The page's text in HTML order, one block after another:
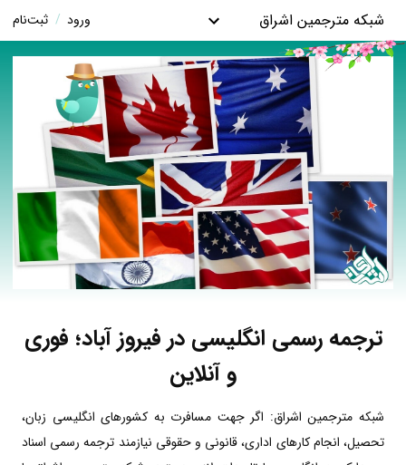
شبکه مترجمین اشراق ورود / ثبت‌نام
ترجمه رسمی انگلیسی در فیروز آباد؛ فوری
و آنلاین
شبکه مترجمین اشراق: اگر جهت مسافرت به کشورهای انگلیسی زبان،
تحصیل، انجام کارهای اداری، قانونی و حقوقی نیازمند ترجمه رسمی اسناد